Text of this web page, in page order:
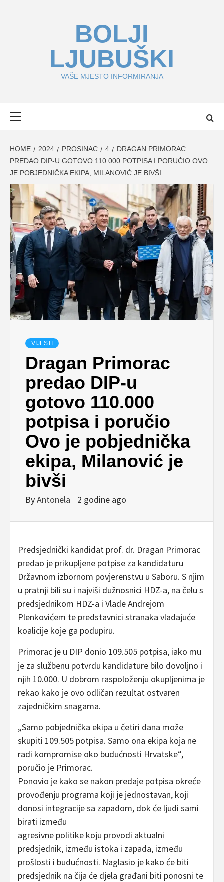
BOLJI
LJUBUŠKI
VAŠE MJESTO INFORMIRANJA
HOME 2024 PROSINAC 4
DRAGAN PRIMORAC
PREDAO DIP-U GOTOVO 110.000 POTPISA I PORUČIO OVO
JE POBJEDNIČKA EKIPA, MILANOVIĆ JE BIVŠI
VIJESTI
Dragan Primorac
predao DIP-u
gotovo 110.000
potpisa i poručio
Ovo je pobjednička
ekipa, Milanović je
bivši
ByAntonela 2 godine ago
Predsjednički kandidat prof. dr. Dragan Primorac
predao je prikupljene potpise za kandidaturu
Državnom izbornom povjerenstvu u Saboru. S njim
u pratnji bili su i najviši dužnosnici HDZ-a, na čelu s
predsjednikom HDZ-a i Vlade Andrejom
Plenkovićem te predstavnici stranaka vladajuće
koalicije koje ga podupiru.
Primorac je u DIP donio 109.505 potpisa, iako mu
je za službenu potvrdu kandidature bilo dovoljno i
njih 10.000. U dobrom raspoloženju okupljenima je
rekao kako je ovo odličan rezultat ostvaren
zajedničkim snagama.
„Samo pobjednička ekipa u četiri dana može
skupiti 109.505 potpisa. Samo ona ekipa koja ne
radi kompromise oko budućnosti Hrvatske“,
poručio je Primorac.
Ponovio je kako se nakon predaje potpisa okreće
provođenju programa koji je jednostavan, koji
donosi integracije sa zapadom, dok će ljudi sami
birati između
agresivne politike koju provodi aktualni
predsjednik, između istoka i zapada, između
prošlosti i budućnosti. Naglasio je kako će biti
predsjednik na čija će djela građani biti ponosni te